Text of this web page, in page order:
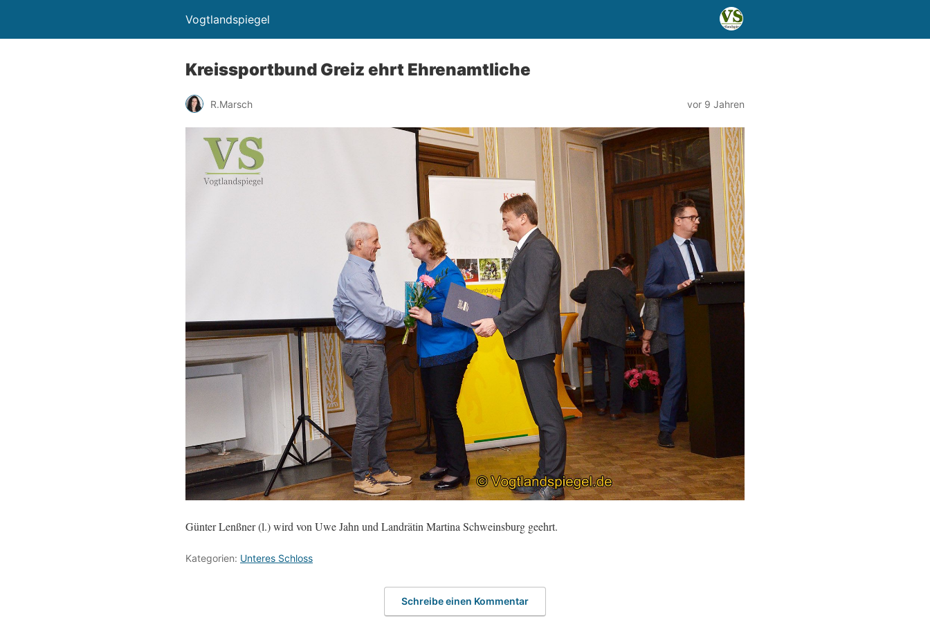
Vogtlandspiegel
Kreissportbund Greiz ehrt Ehrenamtliche
R.Marsch vor 9 Jahren
Günter Lenßner (l.) wird von Uwe Jahn und Landrätin Martina Schweinsburg geehrt.
Kategorien: Unteres Schloss
Schreibe einen Kommentar